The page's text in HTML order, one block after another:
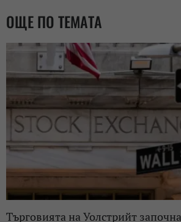
ОЩЕ ПО ТЕМАТА
Търговията на Уолстрийт